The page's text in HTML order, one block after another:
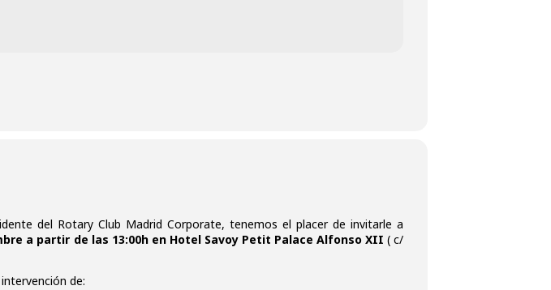
del Rotary Club Madrid Corporate, tenemos el placer de invitarle a
a partir de las 13:00h en Hotel Savoy Petit Palace Alfonso XII ( c/
de: